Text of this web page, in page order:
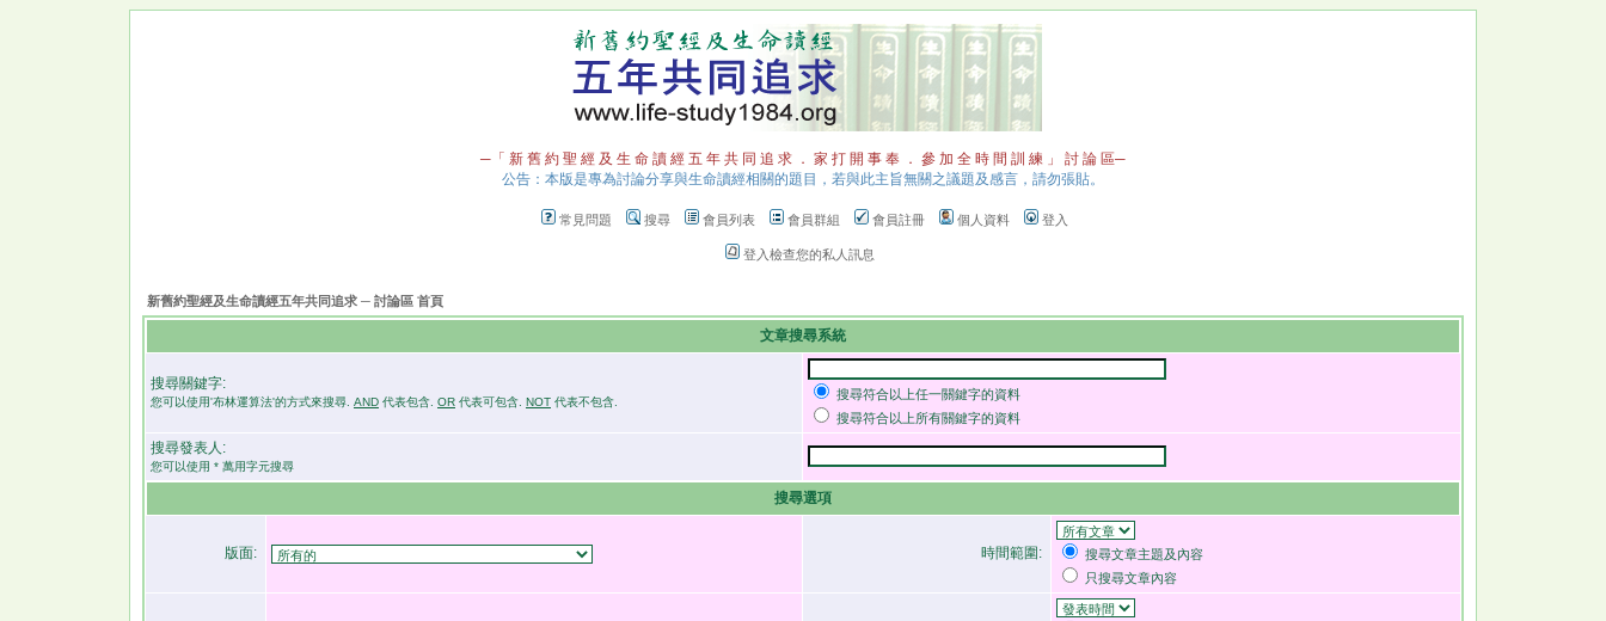
─「 新 舊 約 聖 經 及 生 命 讀 經 五 年 共 同 追 求 ． 家 打 開 事 奉 ． 參 加 全 時 間 訓 練 」 討 論 區─
公告：本版是專為討論分享與生命讀經相關的題目，若與此主旨無關之議題及感言，請勿張貼。
常見問題 搜尋 會員列表 會員群組 會員註冊 個人資料 登入
登入檢查您的私人訊息
新舊約聖經及生命讀經五年共同追求 ─ 討論區 首頁
文章搜尋系統
搜尋關鍵字:
您可以使用'布林運算法'的方式來搜尋. AND 代表包含. OR 代表可包含. NOT 代表不包含.
搜尋符合以上任一關鍵字的資料
搜尋符合以上所有關鍵字的資料
搜尋發表人:
您可以使用 * 萬用字元搜尋
搜尋選項
版面: 時間範圍:
搜尋文章主題及內容
只搜尋文章內容